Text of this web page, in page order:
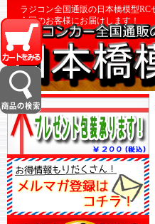
ラジコン全国通販の日本橋模型
全国のお客様にお届けします！